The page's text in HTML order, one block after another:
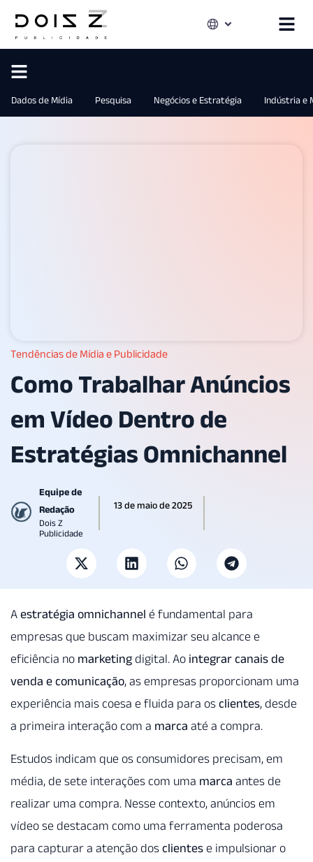
Dados de Mídia Pesquisa Negócios e Estratégia Indústria e
Tendências de Mídia e Publicidade
Como Trabalhar Anúncios
em Vídeo Dentro de
Estratégias Omnichannel
Equipe de
Redação
Dois Z
Publicidade
13 de maio de 2025
A estratégia omnichannel é fundamental para
empresas que buscam maximizar seu alcance e
eficiência no marketingdigital. Ao integrar canais de
venda e comunicação, as empresas proporcionam uma
experiência mais coesa e fluida para os clientes, desde
a primeira interação com a marca até a compra.
Estudos indicam que os consumidores precisam, em
média, de sete interações com uma marca antes de
realizar uma compra. Nesse contexto, anúncios em
vídeo se destacam como uma ferramenta poderosa
para capturar a atenção dos clientes e impulsionar o